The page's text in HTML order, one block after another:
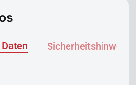
Sicherheitshinweise